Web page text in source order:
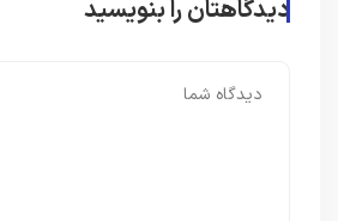
دیدگاهتان را بنویسید